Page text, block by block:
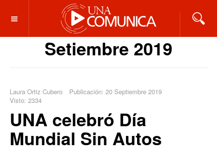
OFF CANVAS
Setiembre 2019
Laura Ortiz Cubero
Publicación: 20 Septiembre 2019
Visto: 2334
UNA celebró Día
Mundial Sin Autos